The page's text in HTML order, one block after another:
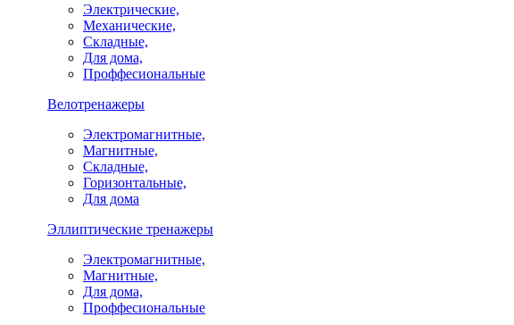
Электрические,
Механические,
Складные,
Для дома,
Проффесиональные
Велотренажеры
Электромагнитные,
Магнитные,
Складные,
Горизонтальные,
Для дома
Эллиптические тренажеры
Электромагнитные,
Магнитные,
Для дома,
Проффесиональные